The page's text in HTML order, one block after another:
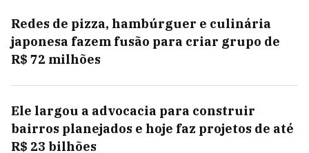
Redes de pizza, hambúrguer e culinária
japonesa fazem fusão para criar grupo de
R$ 72 milhões
Ele largou a advocacia para construir
bairros planejados e hoje faz projetos de até
R$ 23 bilhões